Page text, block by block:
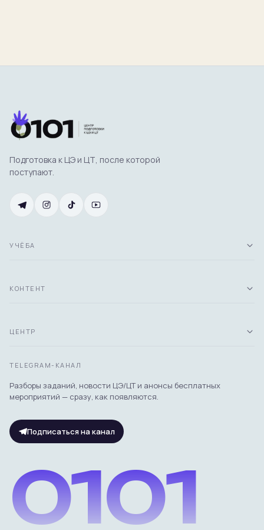
Подготовка к ЦЭ и ЦТ, после которой
поступают.
УЧЁБА
КОНТЕНТ
ЦЕНТР
TELEGRAM-КАНАЛ
Разборы заданий, новости ЦЭ/ЦТ и анонсы бесплатных
мероприятий — сразу, как появляются.
Подписаться на канал
0101